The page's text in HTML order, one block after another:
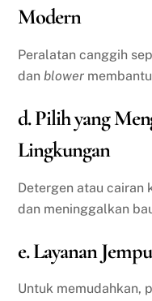
Modern
Peralatan canggih
dan blower
d. Pilih yang
Lingkungan
Detergen atau cairan
dan meninggalkan
e. Layanan
Untuk memudahkan,